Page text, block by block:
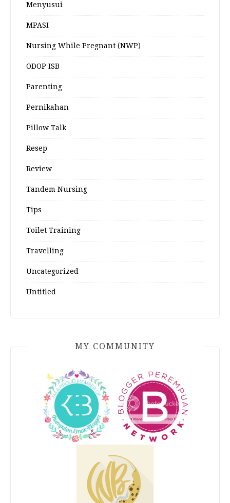
Menyusui
MPASI
Nursing While Pregnant (NWP)
ODOP ISB
Parenting
Pernikahan
Pillow Talk
Resep
Review
Tandem Nursing
Tips
Toilet Training
Travelling
Uncategorized
Untitled
MY COMMUNITY